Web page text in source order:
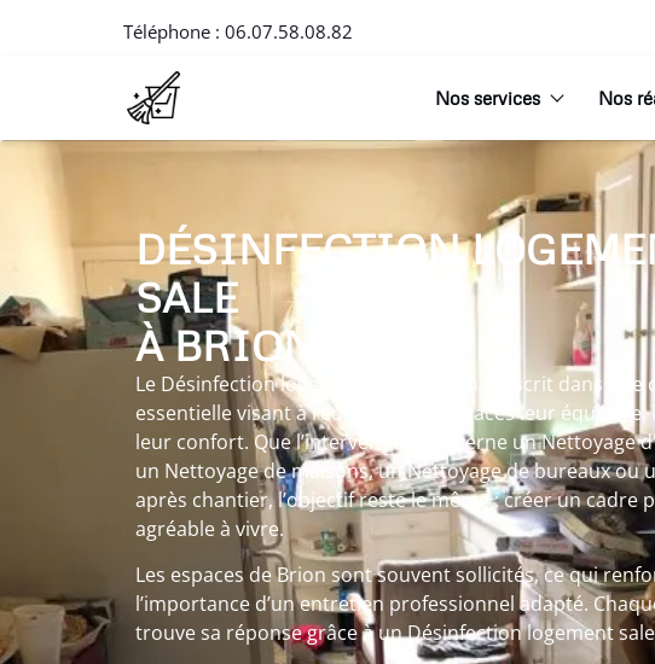
Téléphone : 06.07.58.08.82
Nos services Nos
DÉSINFECTION
SALE
À BRION
Le Désinfection logement sale à Brion s’inscrit dans une
essentielle visant à redonner aux espaces leur
leur confort. Que l’intervention concerne un Nettoyage
un Nettoyage de maisons, un Nettoyage de bureaux ou
après chantier, l’objectif reste le même : créer un cadre
agréable à vivre.
Les espaces de Brion sont souvent sollicités, ce qui
l’importance d’un entretien professionnel adapté.
trouve sa réponse grâce à un Désinfection logement